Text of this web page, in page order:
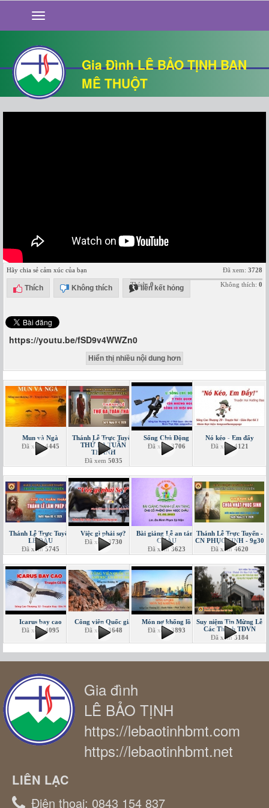
Gia Đình LÊ BẢO TỊNH BAN
MÊ THUỘT
GIỚI THIỆU
TIN TỨC
SỐNG ĐẠO
CHUYỆN NHÀ
QUÁN VĂN
Hãy chia sẻ cảm xúc của bạn
Thích Không thích liên kết hỏng
Đã xem: 3728
Thích: 0 Không thích: 0
https://youtu.be/fSD9v4WWZn0
Hiển thị nhiều nội dung hơn
Mun và Ngà
Đã xem4445
Thánh Lễ Trực Tuyến
THỨ BA TUẦN
THÁNH
Đã xem 5035
Sống Chủ Động
Đã xem3706
Nó kéo - Em đẩy
Đã xem4121
Thánh Lễ Trực Tuyến
LỄ DẦU
Đã xem5745
Việc gì phải sợ?
Đã xem3730
Bài giảng Lễ an táng
CHÂU
Đã xem3623
Thánh Lễ Trực Tuyến -
CN PHỤC SINH - 9g30
Đã xem4620
Icarus bay cao
Đã xem4095
Công viên Quốc gia
Đã xem3648
Món nợ khổng lồ
Đã xem3893
Suy niệm Tin Mừng Lễ
Các Thánh TĐVN
Đã xem3184
Gia đình
LÊ BẢO TỊNH
https://lebaotinhbmt.com
https://lebaotinhbmt.net
LIÊN LẠC
Điện thoại: 0843 154 837